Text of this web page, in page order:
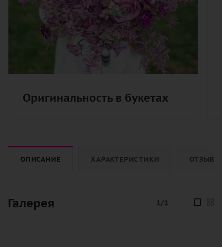
Оригинальность в букетах
ОПИСАНИЕ ХАРАКТЕРИСТИКИ ОТЗЫВЫ
Галерея 1/1